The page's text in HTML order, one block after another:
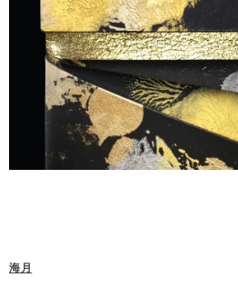
海月